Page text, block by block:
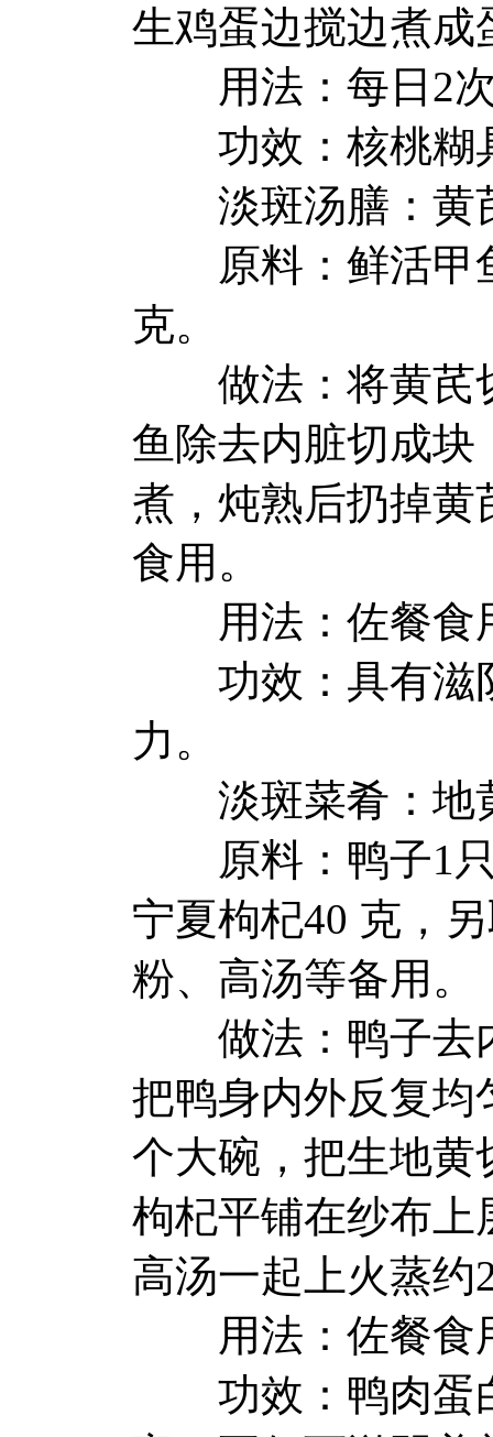
生鸡蛋边搅边煮成
用法：每日2次
功效：核桃糊
淡斑汤膳：黄
原料：鲜活甲鱼
克。
做法：将黄芪切
鱼除去内脏切成块
煮，炖熟后扔掉
食用。
用法：佐餐食
功效：具有滋阴
力。
淡斑菜肴：地
原料：鸭子1只(
宁夏枸杞40 克，
粉、高汤等备用。
做法：鸭子去内
把鸭身内外反复均
个大碗，把生地黄
枸杞平铺在纱布上
高汤一起上火蒸约
用法：佐餐食
功效：鸭肉蛋白